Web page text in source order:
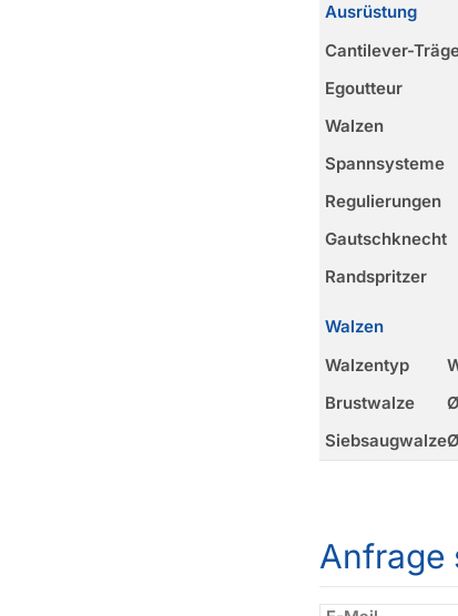
Ausrüstung
Cantilever-
Egoutteur
Walzen
Spannsysteme
Regulierungen
Gautschknecht
Randspritzer
Walzen
Walzentyp
Brustwalze
Siebsaugwalze
Anfrage